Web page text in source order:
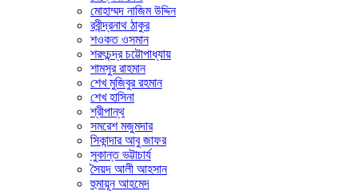
মোহাম্মদ নাজিম উদ্দিন
রবীন্দ্রনাথ ঠাকুর
শওকত ওসমান
শরৎচন্দ্র চট্টোপাধ্যায়
শামসুর রাহমান
শেখ মুজিবুর রহমান
শেখ হাসিনা
শ্রীপান্থ
সমরেশ মজুমদার
সিকান্দার আবু জাফর
সুকান্ত ভট্টাচার্য
সৈয়দ আলী আহসান
হুমায়ূন আহমেদ